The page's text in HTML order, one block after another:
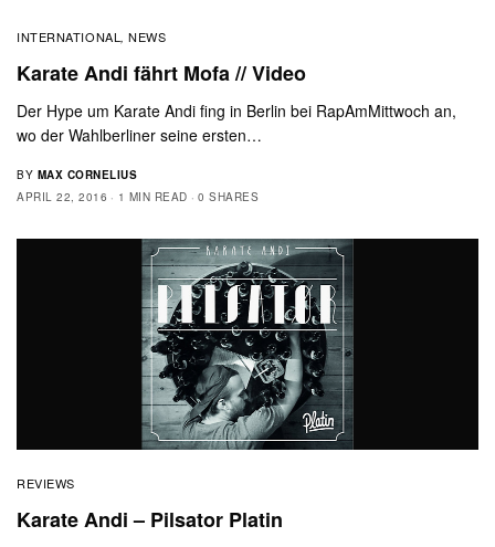
INTERNATIONAL,NEWS
Karate Andi fährt Mofa // Video
Der Hype um Karate Andi fing in Berlin bei RapAmMittwoch an,
wo der Wahlberliner seine ersten…
BY MAX CORNELIUS
APRIL 22, 2016
1 MIN READ 0 SHARES
REVIEWS
Karate Andi – Pilsator Platin